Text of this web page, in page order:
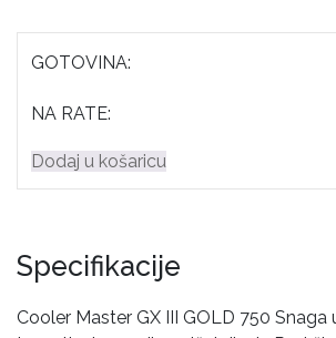
GOTOVINA:
NA RATE:
Dodaj u košaricu
Specifikacije
Cooler Master GX III GOLD 750 Snaga